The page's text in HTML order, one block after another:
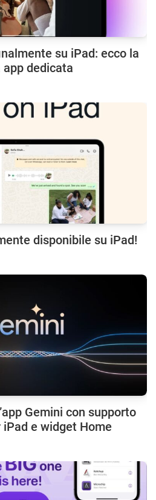
su iPad: ecco la
app dedicata
disponibile su iPad!
Gemini con supporto
e widget Home